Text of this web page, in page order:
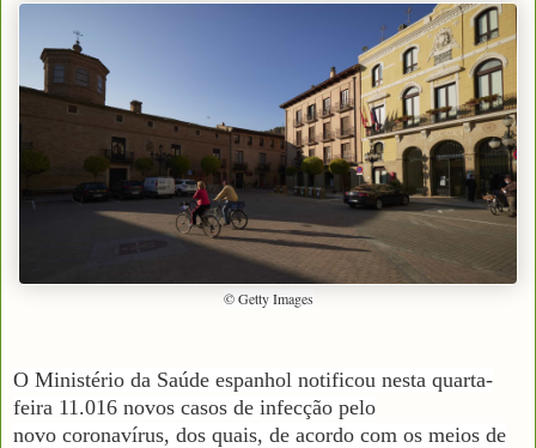
© Getty Images
O Ministério da Saúde espanhol notificou nesta quarta-
feira 11.016 novos casos de infecção pelo
novo coronavírus, dos quais, de acordo com os meios de